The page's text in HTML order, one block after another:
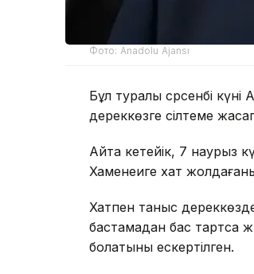
Фото: Anadolu Ajansı
Бұл туралы сәрсенбі күні
дереккөзге сілтеме
Айта кетейік, 7 наурыз
Хаменеиге хат
Хатпен таныс
бастамадан бас тартса
болатыны ескертілген.